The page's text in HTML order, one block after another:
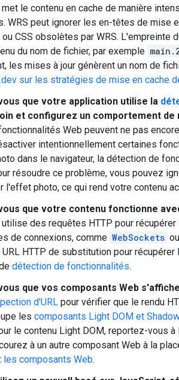
le contenu en cache de manière
WRS peut ignorer les en-têtes de mise
CSS obsolètes par WRS. L'empreinte
du nom de fichier, par exemple
les mises à jour génèrent un nom de
sur les stratégies de mise en cache
que votre application utilise la
et configurez un comportement
Web peuvent ne pas
intentionnellement certaines
dans le navigateur, la détection de
résoudre ce problème, vous pouvez
l'effet photo, ce qui rend votre contenu
que votre contenu fonctionne
des requêtes HTTP pour
de connexions, comme WebSockets ou
URL HTTP de substitution pour
détection de fonctionnalités.
que vos composants Web
d'URL pour vérifier que le rendu
les composants Light DOM et
le contenu Light DOM, reportez-vous
à un autre composant Web à la
les composants Web.